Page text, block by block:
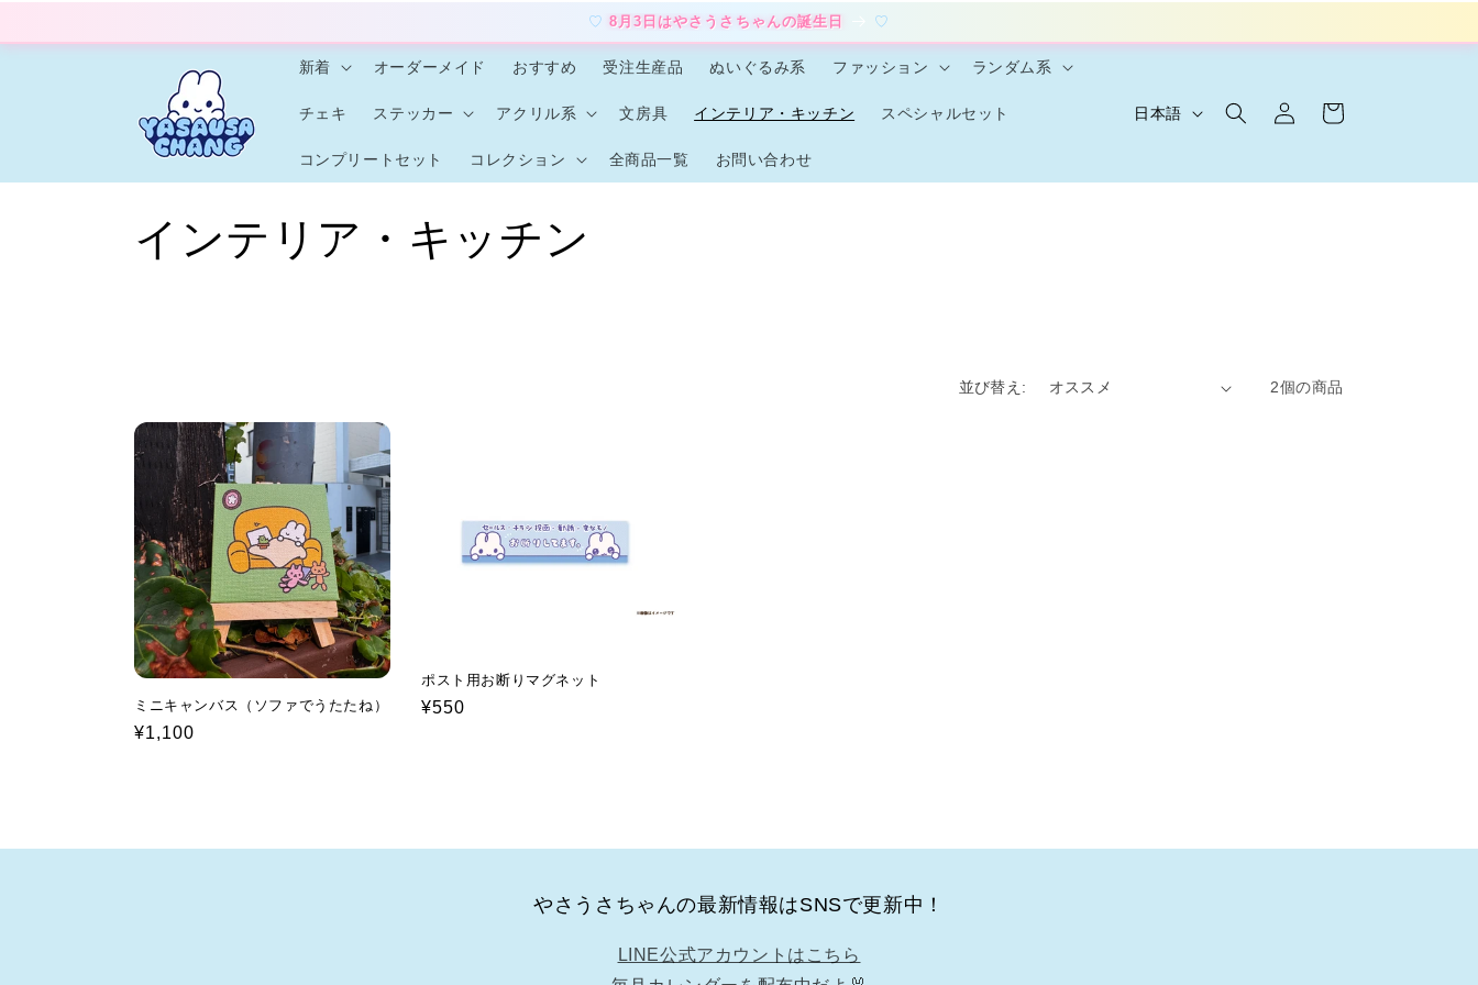
進む
8月3日はやさうさちゃんの誕生日
新着 オーダーメイド おすすめ 受注生産品 ぬいぐるみ系 ファッション ランダム系
チェキ ステッカー アクリル系 文房具 インテリア・キッチン スペシャルセット
コンプリートセット コレクション 全商品一覧 お問い合わせ
言
日本語
イ
ー
コ
シ
ョ
ン
:
インテリア・キッチン
並び替え: 2個の商品
ミニキャンバス（ソファでうたたね）
通
¥1,100
ポスト用お断りマグネット
通
¥550
やさうさちゃんの最新情報はSNSで更新中！
LINE公式アカウントはこちら